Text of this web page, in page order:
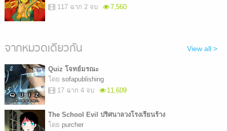
117 ฉาก 2 จบ
7,560
จากหมวดเดียวกัน View all >
Quiz โจทย์มรณะ
โดย sofapublishing
17 ฉาก 4 จบ
11,609
The School Evil ปริศนาลวงโรงเรียนร้าง
โดย purcher